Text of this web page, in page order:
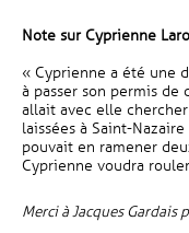
Note sur Cyprienne
« Cyprienne a été une
à passer son permis de
allait avec elle
laissées à Saint-
pouvait en ramener
Cyprienne voudra
Merci à Jacques